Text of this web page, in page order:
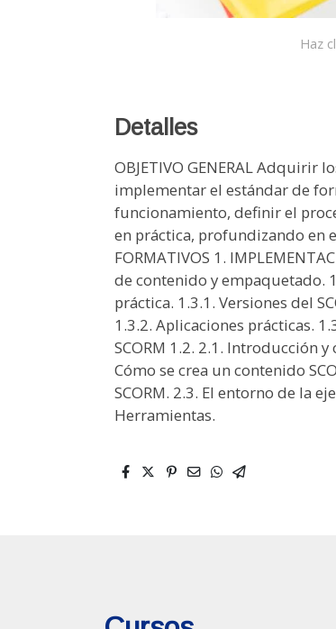
Haz
Detalles
OBJETIVO GENERAL Adquirir
implementar el estándar de
funcionamiento, definir el
en práctica, profundizando en
FORMATIVOS 1.
de contenido y empaquetado.
práctica. 1.3.1. Versiones del
1.3.2. Aplicaciones prácticas.
SCORM 1.2. 2.1. Introducción
Cómo se crea un contenido
SCORM. 2.3. El entorno de la
Herramientas.